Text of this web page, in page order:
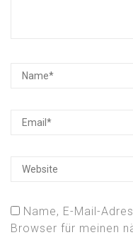
Name, E-Mail-
Browser für meinen